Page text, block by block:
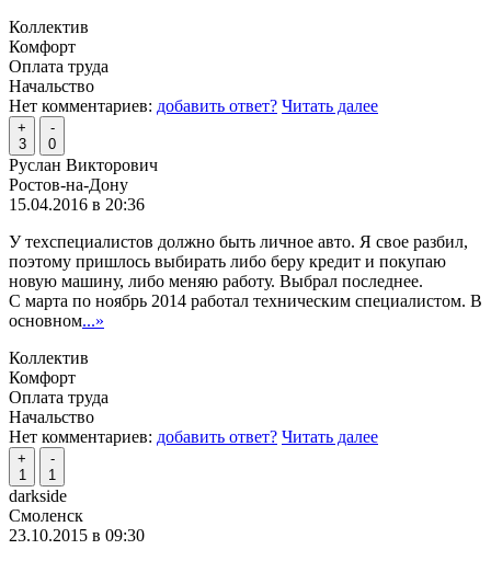
Коллектив
Комфорт
Оплата труда
Начальство
Нет комментариев: добавить ответ? Читать далее
+
3
-
0
Руслан Викторович
Ростов-на-Дону
15.04.2016 в 20:36
У техспециалистов должно быть личное авто. Я свое разбил,
поэтому пришлось выбирать либо беру кредит и покупаю
новую машину, либо меняю работу. Выбрал последнее.
С марта по ноябрь 2014 работал техническим специалистом. В
основном...»
Коллектив
Комфорт
Оплата труда
Начальство
Нет комментариев: добавить ответ? Читать далее
+
1
-
1
darkside
Смоленск
23.10.2015 в 09:30